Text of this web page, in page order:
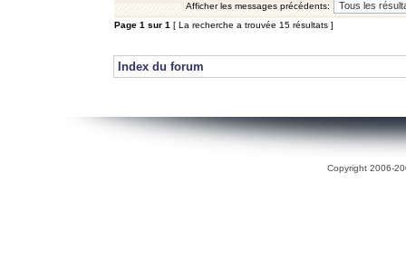
Afficher les messages précédents:
Page 1 sur 1 [ La recherche a trouvée 15 résultats ]
Index du forum
Copyright 2006-